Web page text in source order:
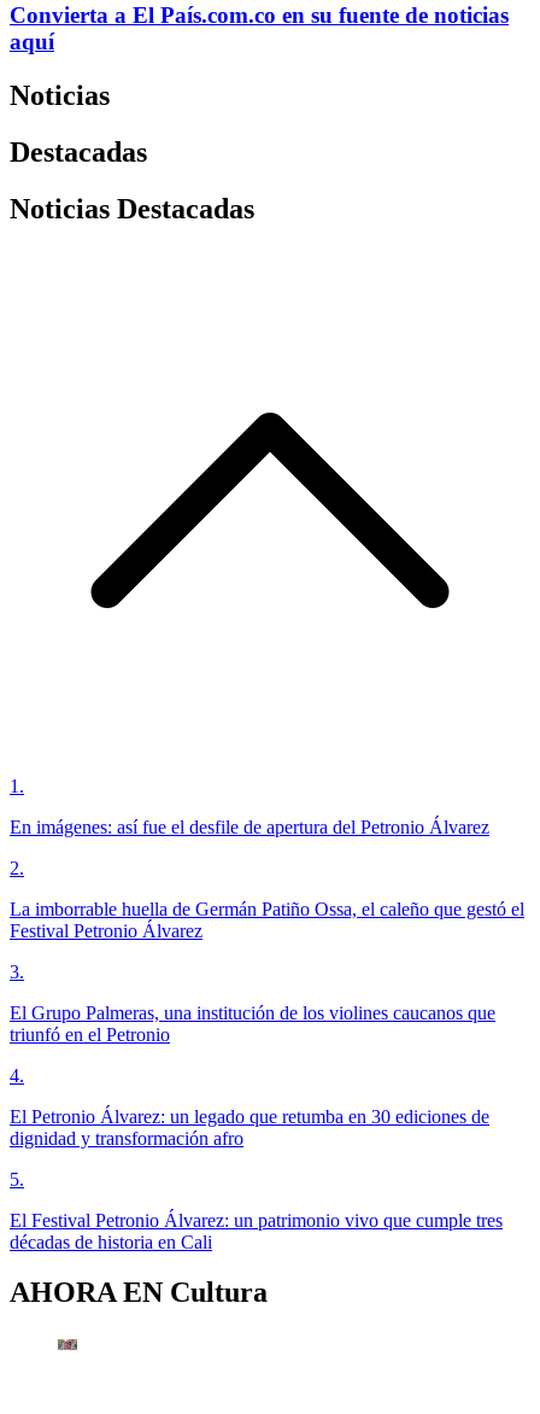
Convierta a El País.com.co en su fuente de noticias
aquí
Noticias
Destacadas
Noticias Destacadas
1 .
En imágenes: así fue el desfile de apertura del Petronio Álvarez
2.
La imborrable huella de Germán Patiño Ossa, el caleño que gestó el
Festival Petronio Álvarez
3.
El Grupo Palmeras, una institución de los violines caucanos que
triunfó en el Petronio
4.
El Petronio Álvarez: un legado que retumba en 30 ediciones de
dignidad y transformación afro
5.
El Festival Petronio Álvarez: un patrimonio vivo que cumple tres
décadas de historia en Cali
AHORA EN Cultura